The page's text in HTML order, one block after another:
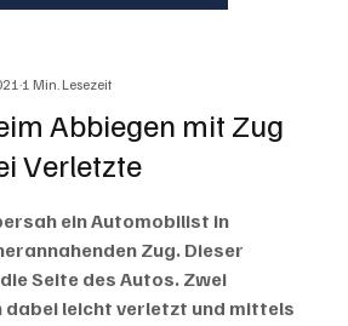
Abbiegen mit Zug
Verletzte
1 Min. Lesezeit
bewertet.
ein Automobilist in
Zug. Dieser
Seite des Autos. Zwei
dabei leicht verletzt und mittels